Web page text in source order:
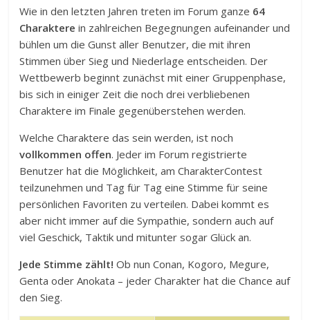
Wie in den letzten Jahren treten im Forum ganze 64
Charaktere in zahlreichen Begegnungen aufeinander und
bühlen um die Gunst aller Benutzer, die mit ihren
Stimmen über Sieg und Niederlage entscheiden. Der
Wettbewerb beginnt zunächst mit einer Gruppenphase,
bis sich in einiger Zeit die noch drei verbliebenen
Charaktere im Finale gegenüberstehen werden.
Welche Charaktere das sein werden, ist noch
vollkommen offen. Jeder im Forum registrierte
Benutzer hat die Möglichkeit, am CharakterContest
teilzunehmen und Tag für Tag eine Stimme für seine
persönlichen Favoriten zu verteilen. Dabei kommt es
aber nicht immer auf die Sympathie, sondern auch auf
viel Geschick, Taktik und mitunter sogar Glück an.
Jede Stimme zählt! Ob nun Conan, Kogoro, Megure,
Genta oder Anokata – jeder Charakter hat die Chance auf
den Sieg.